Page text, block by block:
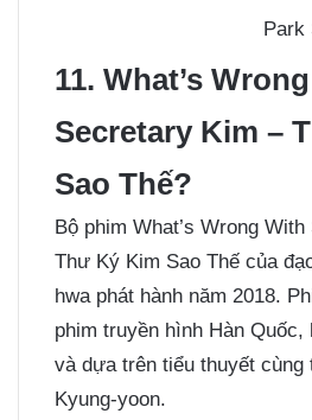
Park
11. What’s
Secretary Kim –
Sao Thế?
Bộ phim What’s Wrong
Thư Ký Kim Sao Thế của
hwa phát hành năm 2018.
phim truyền hình Hàn Quốc,
và dựa trên tiểu thuyết cùng
Kyung-yoon.